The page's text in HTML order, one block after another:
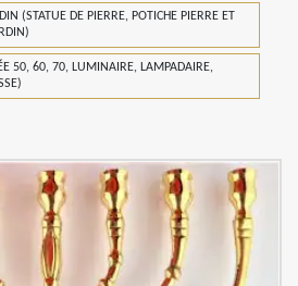
(STATUE DE PIERRE, POTICHE PIERRE ET
50, 60, 70, LUMINAIRE, LAMPADAIRE,